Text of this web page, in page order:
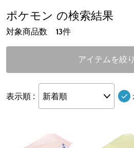
対象商品数 13件
ポケモン の検索結果
アイテムを絞
表示順 : 新着順